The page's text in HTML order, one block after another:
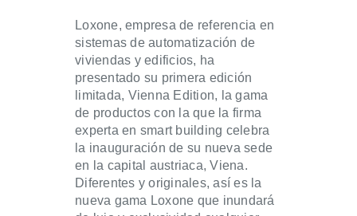
Loxone, empresa de referencia en
sistemas de automatización de
viviendas y edificios, ha
presentado su primera edición
limitada, Vienna Edition, la gama
de productos con la que la firma
experta en smart building celebra
la inauguración de su nueva sede
en la capital austriaca, Viena.
Diferentes y originales, así es la
nueva gama Loxone que inundará